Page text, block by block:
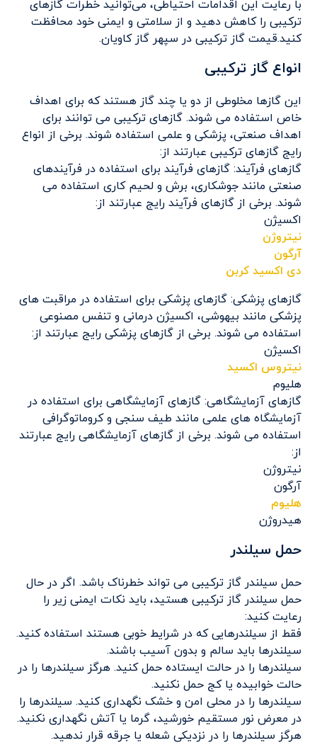
با رعایت این اقدامات احتیاطی، می‌توانید خطرات گازهای
ترکیبی را کاهش دهید و از سلامتی و ایمنی خود محافظت
کنید.قیمت گاز ترکیبی در سپهر گاز کاویان.
انواع گاز ترکیبی
این گازها مخلوطی از دو یا چند گاز هستند که برای اهداف
خاص استفاده می شوند. گازهای ترکیبی می توانند برای
اهداف صنعتی، پزشکی و علمی استفاده شوند. برخی از انواع
رایج گازهای ترکیبی عبارتند از:
گازهای فرآیند: گازهای فرآیند برای استفاده در فرآیندهای
صنعتی مانند جوشکاری، برش و لحیم کاری استفاده می
شوند. برخی از گازهای فرآیند رایج عبارتند از:
اکسیژن
نیتروژن
آرگون
دی اکسید کربن
گازهای پزشکی: گازهای پزشکی برای استفاده در مراقبت های
پزشکی مانند بیهوشی، اکسیژن درمانی و تنفس مصنوعی
استفاده می شوند. برخی از گازهای پزشکی رایج عبارتند از:
اکسیژن
نیتروس اکسید
هلیوم
گازهای آزمایشگاهی: گازهای آزمایشگاهی برای استفاده در
آزمایشگاه های علمی مانند طیف سنجی و کروماتوگرافی
استفاده می شوند. برخی از گازهای آزمایشگاهی رایج عبارتند
از:
نیتروژن
آرگون
هلیوم
هیدروژن
حمل سیلندر
حمل سیلندر گاز ترکیبی می تواند خطرناک باشد. اگر در حال
حمل سیلندر گاز ترکیبی هستید، باید نکات ایمنی زیر را
رعایت کنید:
فقط از سیلندرهایی که در شرایط خوبی هستند استفاده کنید.
سیلندرها باید سالم و بدون آسیب باشند.
سیلندرها را در حالت ایستاده حمل کنید. هرگز سیلندرها را در
حالت خوابیده یا کج حمل نکنید.
سیلندرها را در محلی امن و خشک نگهداری کنید. سیلندرها را
در معرض نور مستقیم خورشید، گرما یا آتش نگهداری نکنید.
هرگز سیلندرها را در نزدیکی شعله یا جرقه قرار ندهید.